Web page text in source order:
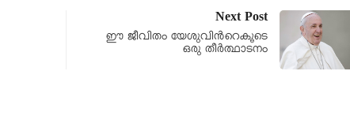
Next Post
ഈ ജീവിതം യേശുവിന്‍റെകൂടെ
ഒരു തീര്‍ത്ഥാടനം